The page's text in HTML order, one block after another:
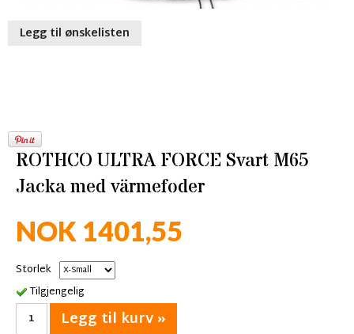
Legg til ønskelisten
ROTHCO ULTRA FORCE Svart M65
Jacka med värmefoder
NOK 1401,55
Storlek
Tilgjengelig
Legg til kurv »